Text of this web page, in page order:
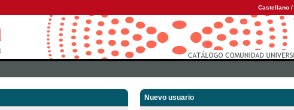
Castellano /
Nuevo usuario